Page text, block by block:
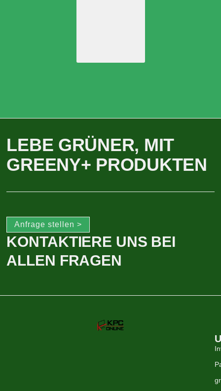
LEBE GRÜNER, MIT
GREENY+ PRODUKTEN
Anfrage stellen >
KONTAKTIERE UNS BEI
ALLEN FRAGEN